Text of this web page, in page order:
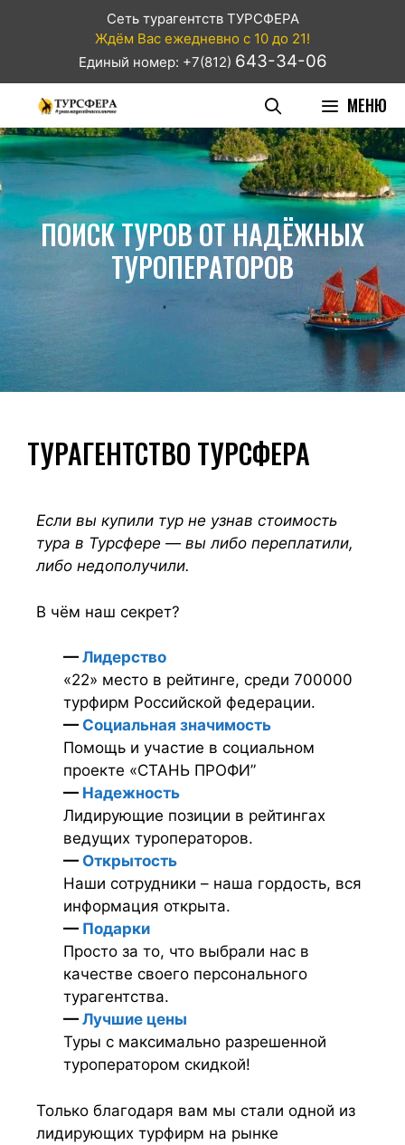
Сеть турагентств ТУРСФЕРА
Ждём Вас ежедневно с 10 до 21!
Единый номер: +7(812) 643-34-06
МЕНЮ
ПОИСК ТУРОВ ОТ НАДЁЖНЫХ
ТУРОПЕРАТОРОВ
ТУРАГЕНТСТВО ТУРСФЕРА
Если вы купили тур не узнав стоимость
тура в Турсфере — вы либо переплатили,
либо недополучили.
В чём наш секрет?
— Лидерство
«22» место в рейтинге, среди 700000
турфирм Российской федерации.
— Социальная значимость
Помощь и участие в социальном
проекте «СТАНЬ ПРОФИ”
— Надежность
Лидирующие позиции в рейтингах
ведущих туроператоров.
— Открытость
Наши сотрудники – наша гордость, вся
информация открыта.
— Подарки
Просто за то, что выбрали нас в
качестве своего персонального
турагентства.
— Лучшие цены
Туры с максимально разрешенной
туроператором скидкой!
Только благодаря вам мы стали одной из
лидирующих турфирм на рынке